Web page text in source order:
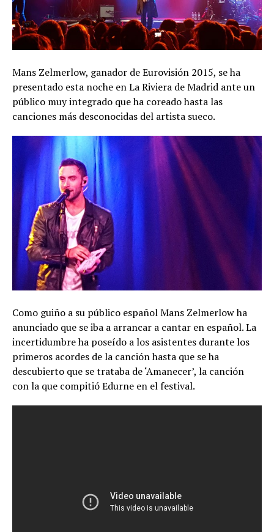
Mans Zelmerlow, ganador de Eurovisión 2015, se ha
presentado esta noche en La Riviera de Madrid ante un
público muy integrado que ha coreado hasta las
canciones más desconocidas del artista sueco.
Como guiño a su público español Mans Zelmerlow ha
anunciado que se iba a arrancar a cantar en español. La
incertidumbre ha poseído a los asistentes durante los
primeros acordes de la canción hasta que se ha
descubierto que se trataba de ‘Amanecer’, la canción
con la que compitió Edurne en el festival.